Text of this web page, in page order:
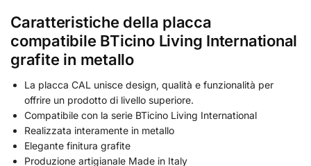
Caratteristiche della placca
compatibile BTicino Living International
grafite in metallo
La placca CAL unisce design, qualità e funzionalità per
offrire un prodotto di livello superiore.
Compatibile con la serie BTicino Living International
Realizzata interamente in metallo
Elegante finitura grafite
Produzione artigianale Made in Italy